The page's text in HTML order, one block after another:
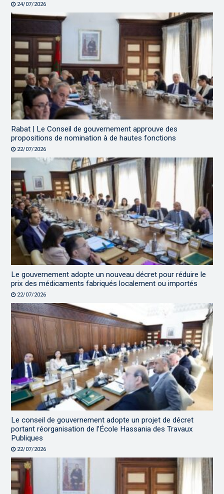
24/07/2026
Rabat | Le Conseil de gouvernement approuve des
propositions de nomination à de hautes fonctions
22/07/2026
Le gouvernement adopte un nouveau décret pour réduire le
prix des médicaments fabriqués localement ou importés
22/07/2026
Le conseil de gouvernement adopte un projet de décret
portant réorganisation de l’École Hassania des Travaux
Publiques
22/07/2026